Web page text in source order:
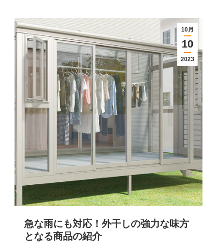
10月
10
2023
急な雨にも対応！外干しの強力な味方
となる商品の紹介